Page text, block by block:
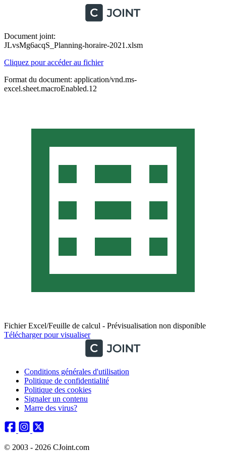
Document joint:
JLvsMg6acqS_Planning-horaire-2021.xlsm
Cliquez pour accéder au fichier
Format du document: application/vnd.ms-
excel.sheet.macroEnabled.12
Fichier Excel/Feuille de calcul - Prévisualisation non disponible
Télécharger pour visualiser
Conditions générales d'utilisation
Politique de confidentialité
Politique des cookies
Signaler un contenu
Marre des virus?
© 2003 - 2026 CJoint.com